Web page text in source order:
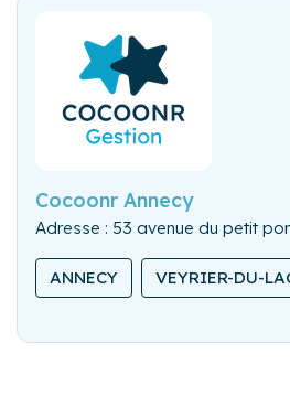
Cocoonr Annecy
Adresse : 53 avenue du petit
ANNECY VEYRIER-DU-